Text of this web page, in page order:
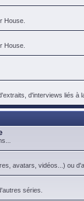
House.
House.
d'interviews liés à
avatars, vidéos...) ou
séries.